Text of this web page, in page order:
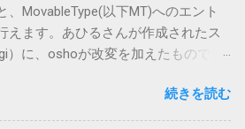
、MovableType(以下MT)へのエント
えます。あひるさんが作成されたス
）に、oshoが改変を加えたもので
ン0.5.3以降の動作確認はMT3.11で行
MT2.661で確認していました。0.5.3以
続きを読む